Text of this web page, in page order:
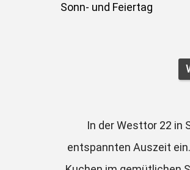
Sonn- und Feiertag
In der Westtor 22 in
entspannten Auszeit